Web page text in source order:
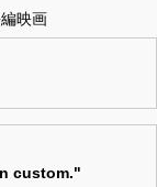
映画
custom."